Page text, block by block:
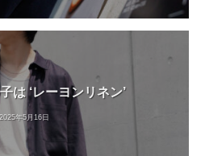
は ‘レーヨンリネン’
2025年5月16日